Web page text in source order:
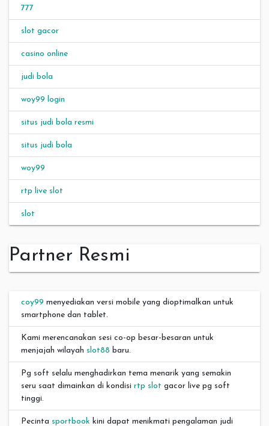
777
slot gacor
casino online
judi bola
woy99 login
situs judi bola resmi
situs judi bola
woy99
rtp live slot
slot
Partner Resmi
coy99 menyediakan versi mobile yang dioptimalkan untuk
smartphone dan tablet.
Kami merencanakan sesi co-op besar-besaran untuk
menjajah wilayah slot88 baru.
Pg soft selalu menghadirkan tema menarik yang semakin
seru saat dimainkan di kondisi rtp slot gacor live pg soft
tinggi.
Pecinta sportbook kini dapat menikmati pengalaman judi